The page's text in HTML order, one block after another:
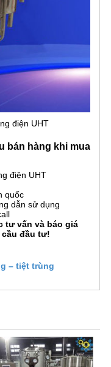
điện UHT
bán hàng khi mua
điện UHT
quốc
dẫn sử dụng
tư vấn và báo giá
đầu tư!
– tiệt trùng